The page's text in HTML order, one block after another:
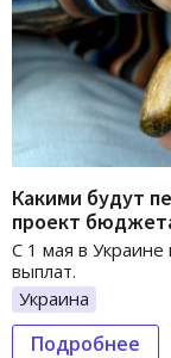
Какими будут
проект
С 1 мая в
выплат.
Украина
Подробнее